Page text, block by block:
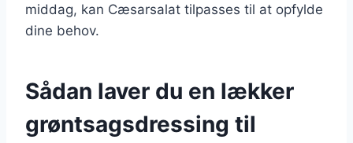
middag, kan Cæsarsalat tilpasses til at opfylde
dine behov.
Sådan laver du en lækker
grøntsagsdressing til